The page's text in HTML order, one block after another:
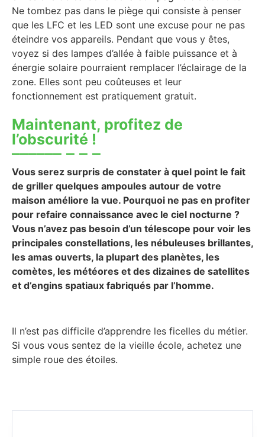
Ne tombez pas dans le piège qui consiste à penser
que les LFC et les LED sont une excuse pour ne pas
éteindre vos appareils. Pendant que vous y êtes,
voyez si des lampes d’allée à faible puissance et à
énergie solaire pourraient remplacer l’éclairage de la
zone. Elles sont peu coûteuses et leur
fonctionnement est pratiquement gratuit.
Maintenant, profitez de
l’obscurité !
Vous serez surpris de constater à quel point le fait
de griller quelques ampoules autour de votre
maison améliore la vue. Pourquoi ne pas en profiter
pour refaire connaissance avec le ciel nocturne ?
Vous n’avez pas besoin d’un télescope pour voir les
principales constellations, les nébuleuses brillantes,
les amas ouverts, la plupart des planètes, les
comètes, les météores et des dizaines de satellites
et d’engins spatiaux fabriqués par l’homme.
Il n’est pas difficile d’apprendre les ficelles du métier.
Si vous vous sentez de la vieille école, achetez une
simple roue des étoiles.